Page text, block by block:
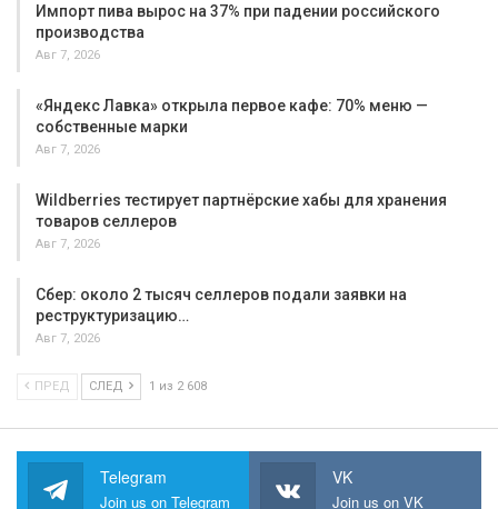
Импорт пива вырос на 37% при падении российского
производства
Авг 7, 2026
«Яндекс Лавка» открыла первое кафе: 70% меню —
собственные марки
Авг 7, 2026
Wildberries тестирует партнёрские хабы для хранения
товаров селлеров
Авг 7, 2026
Сбер: около 2 тысяч селлеров подали заявки на
реструктуризацию…
Авг 7, 2026
ПРЕД СЛЕД 1 из 2 608
Telegram
Join us on Telegram
VK
Join us on VK